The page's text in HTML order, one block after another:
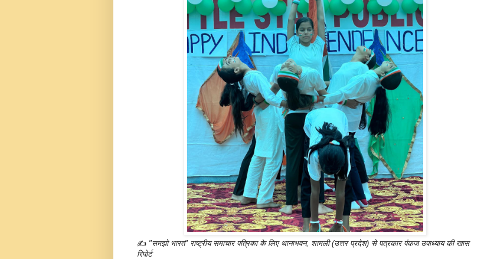
✍️ "समझो भारत" राष्ट्रीय समाचार पत्रिका के लिए थानाभवन, शामली (उत्तर प्रदेश) से पत्रकार पंकज उपाध्याय की खास
रिपोर्ट